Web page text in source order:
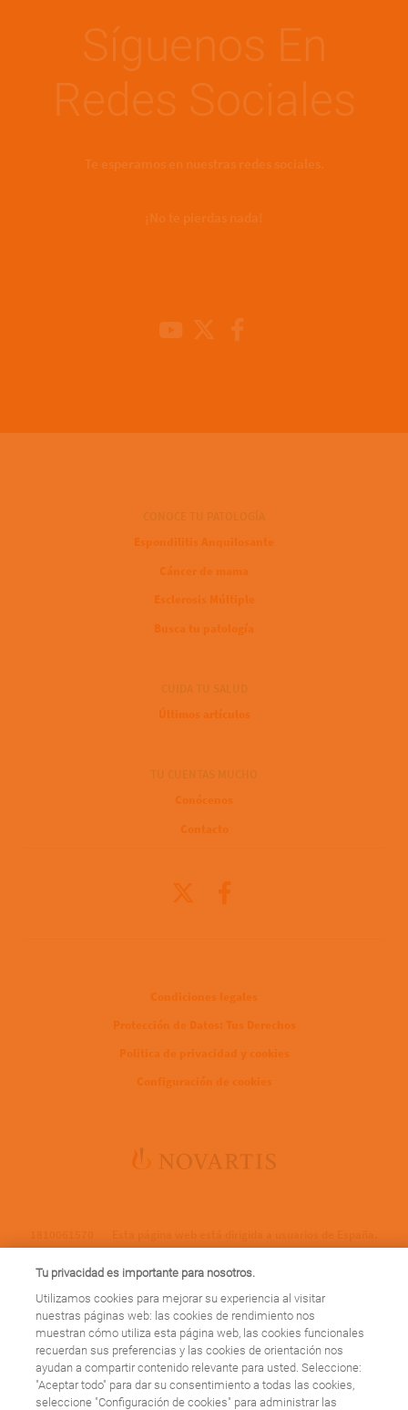
Síguenos En
Redes Sociales
Te esperamos en nuestras redes sociales.
¡No te pierdas nada!
Youtube Channel
Espondilitis Anquilosante
Cáncer de mama
Esclerosis Múltiple
Busca tu patología
Últimos artículos
Conócenos
Contacto
Condiciones legales
Protección de Datos: Tus Derechos
Politica de privacidad y cookies
Configuración de cookies
cierre_web
Esta página web se cerrará el 31 de marzo de 2023, ¡pero esto no es
una despedida! A partir de ahora encontrarás nuestros contenidos
Tu privacidad es importante para nosotros.
Utilizamos cookies para mejorar su experiencia al visitar
nuestras páginas web: las cookies de rendimiento nos
muestran cómo utiliza esta página web, las cookies funcionales
recuerdan sus preferencias y las cookies de orientación nos
ayudan a compartir contenido relevante para usted. Seleccione:
"Aceptar todo" para dar su consentimiento a todas las cookies,
seleccione "Configuración de cookies" para administrar las